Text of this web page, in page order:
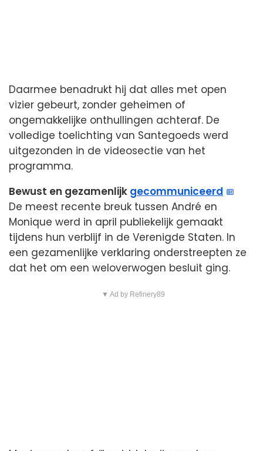
Daarmee benadrukt hij dat alles met open
vizier gebeurt, zonder geheimen of
ongemakkelijke onthullingen achteraf. De
volledige toelichting van Santegoeds werd
uitgezonden in de videosectie van het
programma.
Bewust en gezamenlijk gecommuniceerd
De meest recente breuk tussen André en
Monique werd in april publiekelijk gemaakt
tijdens hun verblijf in de Verenigde Staten. In
een gezamenlijke verklaring onderstreepten ze
dat het om een weloverwogen besluit ging.
▼ Ad by Refinery89